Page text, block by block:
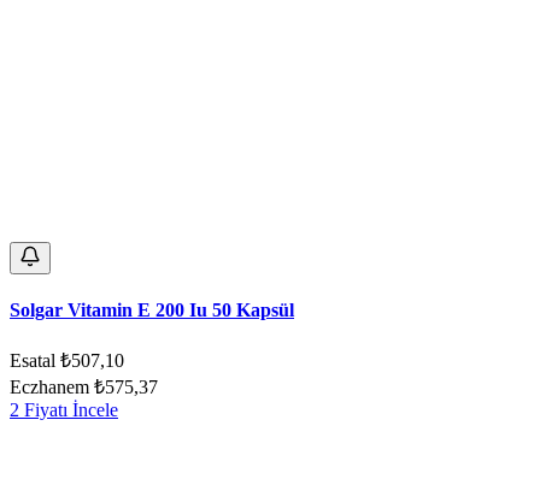
Solgar Vitamin E 200 Iu 50 Kapsül
Esatal ₺507,10
Eczhanem ₺575,37
2 Fiyatı İncele